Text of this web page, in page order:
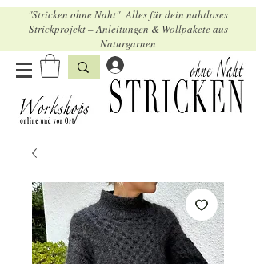
"Stricken ohne Naht" Alles für dein nahtloses
Strickprojekt – Anleitungen & Wollpakete aus
Naturgarnen